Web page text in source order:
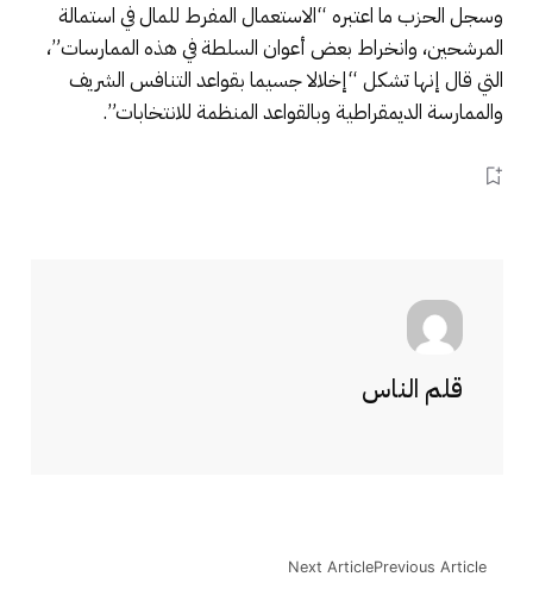
وسجل الحزب ما اعتبره “الاستعمال المفرط للمال في استمالة
المرشحين، وانخراط بعض أعوان السلطة في هذه الممارسات”،
التي قال إنها تشكل “إخلالا جسيما بقواعد التنافس الشريف
والممارسة الديمقراطية وبالقواعد المنظمة للانتخابات”.
قلم الناس
Previous Article
Next Article